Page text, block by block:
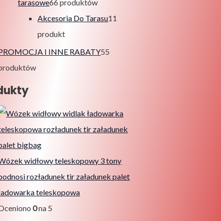
tarasowe66 produktów
Akcesoria Do Tarasu11
produkt
I INNE RABATY55
widłowy teleskopowy 3 tony
rozładunek tir załadunek palet
teleskopowa
0na 5